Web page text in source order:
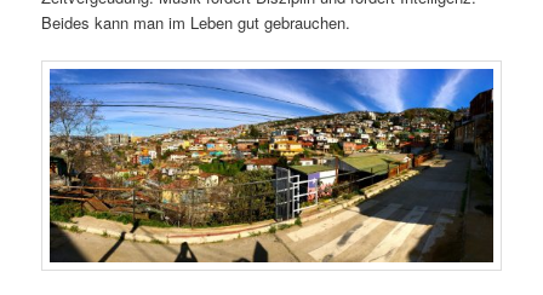
Beides kann man im Leben gut gebrauchen.